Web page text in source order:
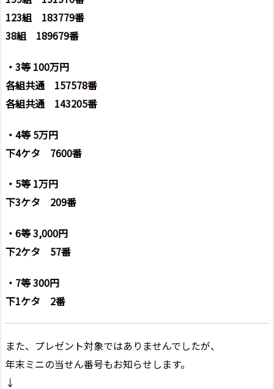
123組 183779番
38組 189679番
・3等 100万円
各組共通 157578番
各組共通 143205番
・4等 5万円
下4ケタ 7600番
・5等 1万円
下3ケタ 209番
・6等 3,000円
下2ケタ 57番
・7等 300円
下1ケタ 2番
また、プレゼント対象ではありませんでしたが、
年末ミニの当せん番号もお知らせします。
↓